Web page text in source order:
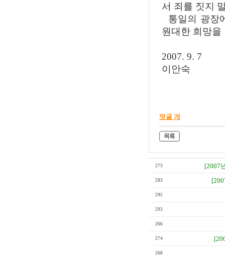
서 죄를 짓지
통일의 광장
원대한 희망을
2007. 9. 7
이안숙
덧글 개
273 [2007
283
295
293
266
274
268